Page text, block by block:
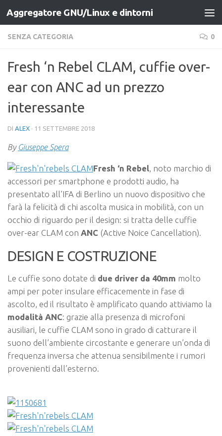
Salta al contenuto
Aggregatore GNU/Linux e dintorni
SENZA CATEGORIA 0
Fresh ‘n Rebel CLAM, cuffie over-
ear con ANC ad un prezzo
interessante
DI ALEX · 11 SETTEMBRE 2018
By Giuseppe Spera
Fresh ‘n Rebel , noto marchio di
accessori per smartphone e prodotti audio, ha
presentato all’IFA di Berlino un nuovo dispositivo che
farà la felicità di chi ascolta musica in mobilità, con un
occhio di riguardo per il design: si tratta delle cuffie
over-ear CLAM con ANC (Active Noice Cancellation).
DESIGN E COSTRUZIONE
Le cuffie sono dotate di due driver da 40mm molto
ampi per poter insulare efficacemente in fase di
ascolto, ed il risultato è amplificato quando attiviamo la
modalità ANC: grazie alla presenza di microfoni
ausiliari, le cuffie CLAM sono in grado di catturare il
suono dell’ambiente circostante e generare un’onda di
frequenza inversa che attenua sensibilmente i rumori
provenienti dall’esterno.